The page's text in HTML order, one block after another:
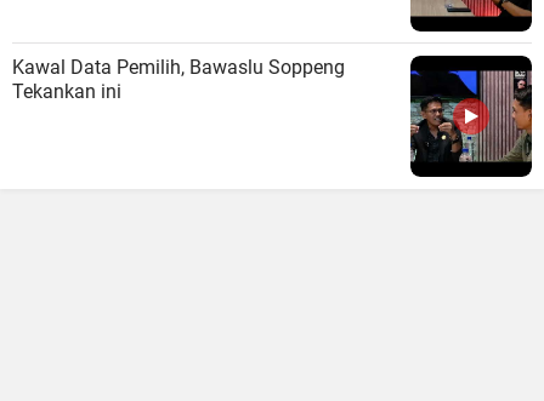
Kawal Data Pemilih, Bawaslu Soppeng
Tekankan ini